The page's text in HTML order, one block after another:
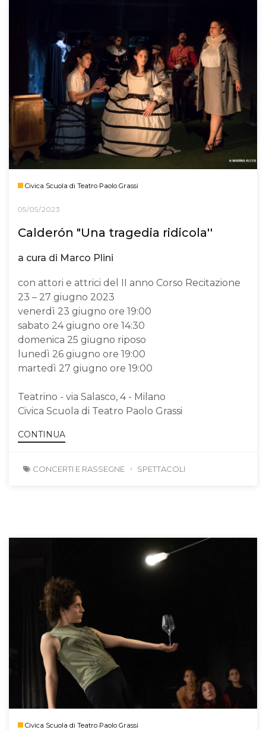
Civica Scuola di Teatro Paolo Grassi
05/05/2023
Calderón "Una tragedia ridicola''
a cura di Marco Plini
con attori e attrici del II anno Corso Recitazione
23 – 27 giugno 2023
venerdì 23 giugno ore 19:00
sabato 24 giugno ore 14:30
domenica 25 giugno riposo
lunedì 26 giugno ore 19:00
martedì 27 giugno ore 19:00
Teatrino - via Salasco, 4 - Milano
Civica Scuola di Teatro Paolo Grassi
CONTINUA
CONCERTI E RASSEGNE SPETTACOLI
Civica Scuola di Teatro Paolo Grassi